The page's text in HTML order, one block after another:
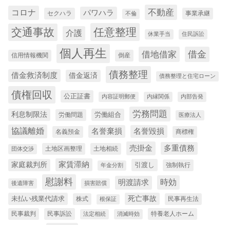
コロナ セクハラ パワハラ 不倫 不動産 事業承継
交通事故 介護 任意整理 休業手当 住民訴訟
信用情報機関 個人再生 倒産 借地借家 借金
借金救済制度 借金返済 債務整理 債務整理と住宅ローン
債権回収 公正証書 内容証明郵便 内縁関係 内部告発
利息制限法 労働問題 労働組合 労務問題 医療法人
協議離婚 名義預金 名誉棄損 名誉毀損 商標権
団体交渉 土地区画整理 土地相続 売掛金 多重債務
家庭裁判所 家賃滞納 年金分割 引渡し 強制執行
後遺障害 慰謝料 損害賠償 明渡請求 時効
未払い残業代請求 株式 根保証 死亡事故 民事再生法
民事裁判 民事訴訟 法定相続 消滅時効 特養老人ホーム